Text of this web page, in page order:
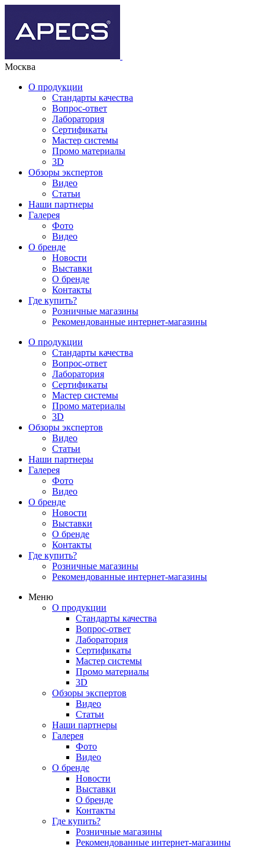
Москва
О продукции
Стандарты качества
Вопрос-ответ
Лаборатория
Сертификаты
Мастер системы
Промо материалы
3D
Обзоры экспертов
Видео
Статьи
Наши партнеры
Галерея
Фото
Видео
О бренде
Новости
Выставки
О бренде
Контакты
Где купить?
Розничные магазины
Рекомендованные интернет-магазины
О продукции
Стандарты качества
Вопрос-ответ
Лаборатория
Сертификаты
Мастер системы
Промо материалы
3D
Обзоры экспертов
Видео
Статьи
Наши партнеры
Галерея
Фото
Видео
О бренде
Новости
Выставки
О бренде
Контакты
Где купить?
Розничные магазины
Рекомендованные интернет-магазины
Меню
О продукции
Стандарты качества
Вопрос-ответ
Лаборатория
Сертификаты
Мастер системы
Промо материалы
3D
Обзоры экспертов
Видео
Статьи
Наши партнеры
Галерея
Фото
Видео
О бренде
Новости
Выставки
О бренде
Контакты
Где купить?
Розничные магазины
Рекомендованные интернет-магазины